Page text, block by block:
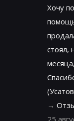
Хочу
стоял,
→